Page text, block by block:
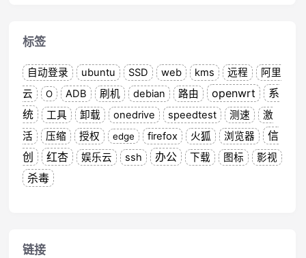
标签
自动登录 ubuntu SSD web kms 远程
阿里
云
O ADB 刷机 debian 路由 openwrt
系
统
工具 卸载 onedrive speedtest 测速
激
活
压缩 授权 edge firefox 火狐 浏览器
信
创
红杏 娱乐云 ssh 办公 下载 图标 影视
杀毒
链接